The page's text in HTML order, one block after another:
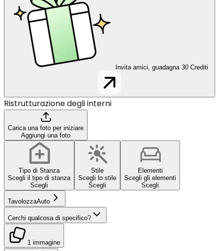
Invita amici, guadagna 30 Crediti
Ristrutturazione degli interni
Carica una foto per iniziare
Aggiungi una foto
Tipo di Stanza
Scegli il tipo di stanza
Scegli
Stile
Scegli lo stile
Scegli
Elementi
Scegli gli elementi
Scegli
TavolozzaAuto
Cerchi qualcosa di specifico?
1 immagine